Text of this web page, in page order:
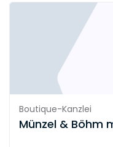
uns die
beschleunigen
unkompliziert und
Unser Anspruch
zufrieden zu sein,
auch sind!
Boutique-Kanzlei
Münzel & Böhm